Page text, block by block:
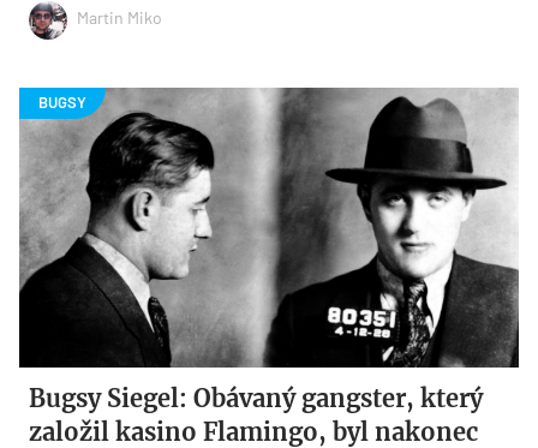
Martin Miko
Bugsy Siegel: Obávaný gangster, který
založil kasino Flamingo, byl nakonec